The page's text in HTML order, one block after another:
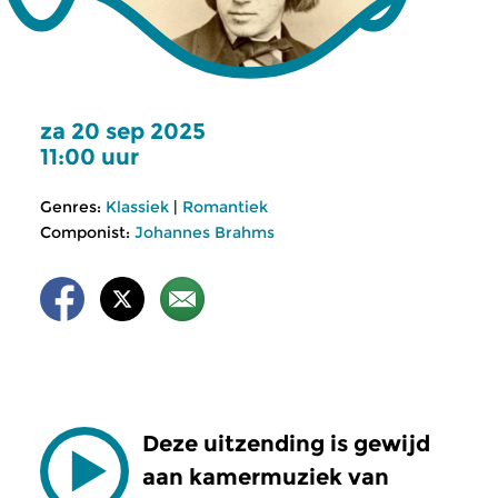
za 20 sep 2025
11:00 uur
Genres: Klassiek | Romantiek
Componist: Johannes Brahms
Deze uitzending is gewijd
aan kamermuziek van